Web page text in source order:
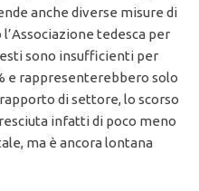
anche diverse misure di
tedesca per
sono insufficienti per
e rappresenterebbero solo
di settore, lo scorso
infatti di poco meno
ma è ancora lontana